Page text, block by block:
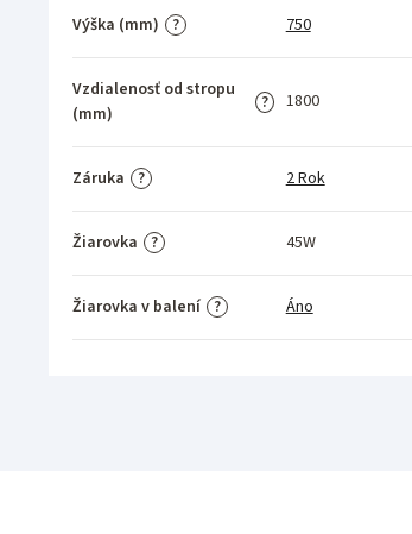
?
Výška (mm) 750
?
Vzdialenosť od stropu
(mm)
1800
?
Záruka 2 Rok
?
Žiarovka 45W
?
Žiarovka v balení Áno